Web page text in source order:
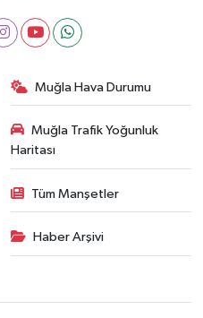
Muğla Hava Durumu
Muğla Trafik Yoğunluk
Haritası
Tüm Manşetler
Haber Arşivi